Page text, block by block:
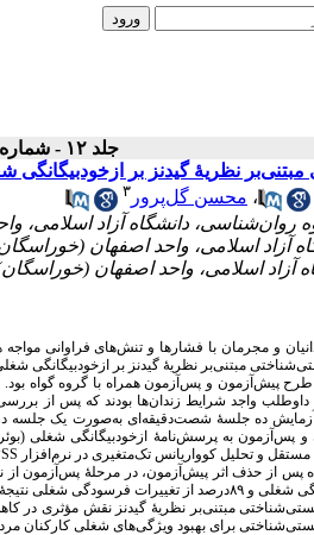
جلد ۱۲ - شماره سال ۱۴۰۱
نظریهٔ گیدنز بر
، محسن گل‌پرور ۳
و مجرمان با فشارها و تنش‌های فراوانی
مبتنی‌بر نظریهٔ گیدنز بر ازخودبیگانگی
داوطلب واجد شرایط زندان‌ها بودند که پس از
آزمایش ده جلسهٔ شصت‌دقیقه‌ای به‌صورت یک جلسه
و پس‌آزمون به پرسش‌نامهٔ‌ ازخودبیگانگی شغلی (بوئری،
و تحلیل کوواریانس تک‌متغیری در نرم‌افزار
پس از حذف اثر پیش‌آزمون، در مرحلهٔ پس‌آزمون از
مبتنی‌بر نظریهٔ گیدنزنقش مؤثری در
برای بهبود ویژگی‌های شغلی کارکنان